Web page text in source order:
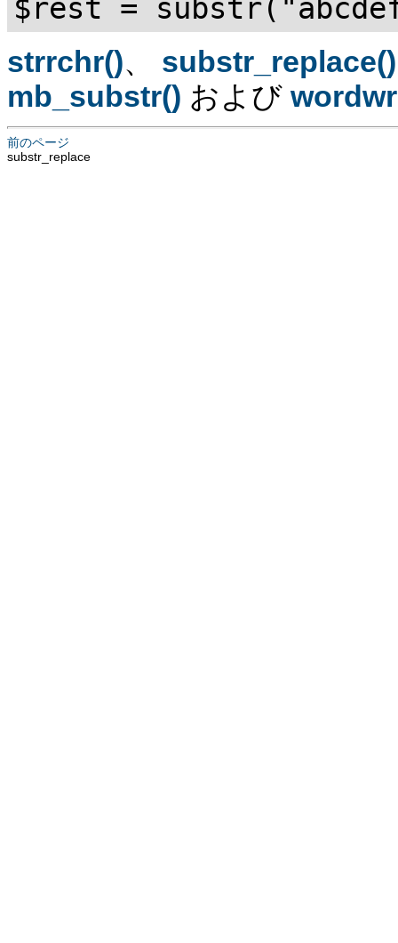
$rest =
strrchr()、 substr_replace()
mb_substr() および
前のページ
substr_replace